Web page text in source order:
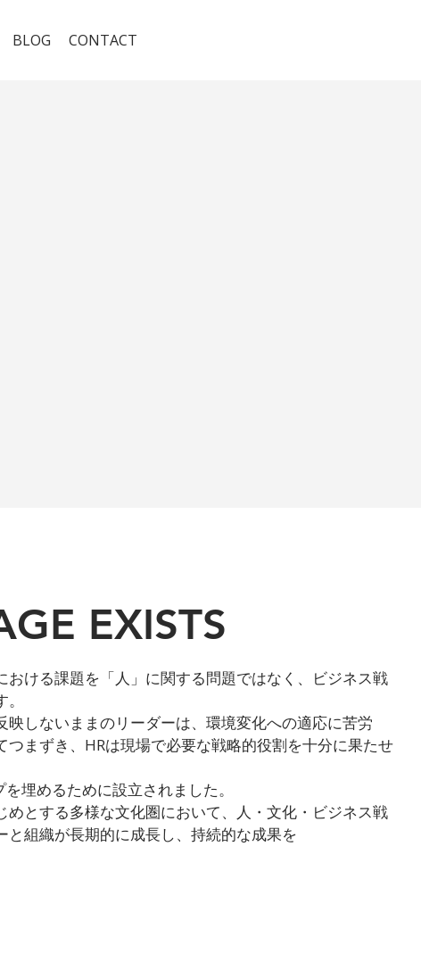
BLOG CONTACT
EXISTS
おける課題を「人」に関する問題ではなく、ビジネス戦
映しないままのリーダーは、環境変化への適応に苦労
つまずき、HRは現場で必要な戦略的役割を十分に果たせ
埋めるために設立されました。
めとする多様な文化圏において、人・文化・ビジネス戦
組織が長期的に成長し、持続的な成果を